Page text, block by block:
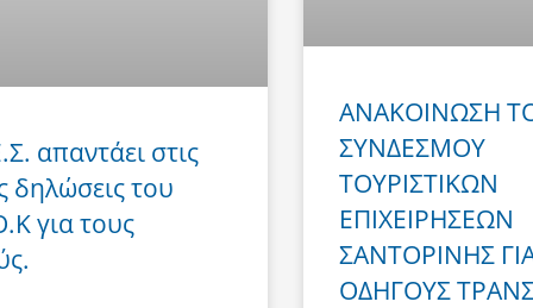
απαντάει στις
δηλώσεις του
για τους
ΑΝΑΚΟΙΝΩΣΗ
ΣΥΝΔΕΣΜΟΥ
ΤΟΥΡΙΣΤΙΚΩΝ
ΕΠΙΧΕΙΡΗΣΕΩΝ
ΣΑΝΤΟΡΙΝΗΣ
ΟΔΗΓΟΥΣ